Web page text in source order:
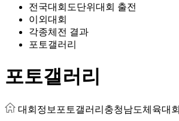
전국대회도단위대회 출전
이외대회
각종체전 결과
포토갤러리
포토갤러리
대회정보 포토갤러리 충청남도체육대회